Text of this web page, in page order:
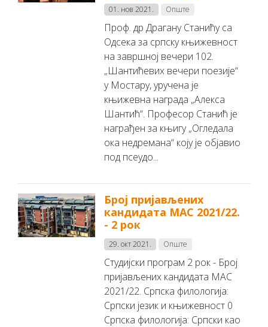
01. нов 2021. Опште
Проф. др Драгану Станићу са
Одсека за српску књижевност
на завршној вечери 102.
„Шантићевих вечери поезије“
у Мостару, уручена је
књижевна награда „Алекса
Шантић“. Професор Станић је
награђен за књигу „Огледала
ока недремана“ коју је објавио
под псеудо...
Број пријављених
кандидата MAC 2021/22.
- 2 рок
29. окт 2021. Опште
Студијски програм 2 рок - Број
пријављених кандидата MAC
2021/22. Српска филологија:
Српски језик и књижевност 0
Српска филологија: Српски као